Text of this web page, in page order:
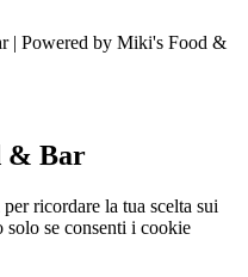
| Powered by Miki's Food &
& Bar
ricordare la tua scelta sui
se consenti i cookie